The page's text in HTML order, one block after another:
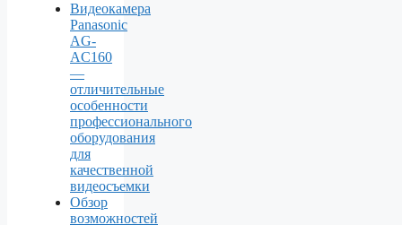
Видеокамера
Panasonic
AG-
AC160
—
отличительные
особенности
профессионального
оборудования
для
качественной
видеосъемки
Обзор
возможностей